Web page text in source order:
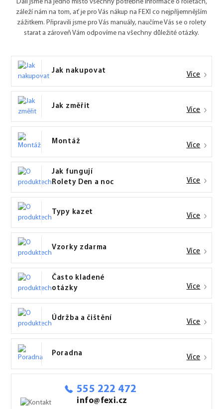
Dali jsme na jedno místo všechny potřebné informace o roletách,
záleží nám na tom, ať je pro Vás nákup na FEXI co nejpříjemnějším
zážitkem. Připravili jsme pro Vás manuály, naučíme Vás se o rolety
starat a zároveň Vám odpovíme na všechny důležité otázky.
Jak nakupovat Více
Jak změřit Více
Montáž Více
Jak fungují
Rolety Den a noc
Více
Typy kazet Více
Vzorky zdarma Více
Často kladené
otázky
Více
Údržba a čištění Více
Poradna Více
555 222 472
info@fexi.cz